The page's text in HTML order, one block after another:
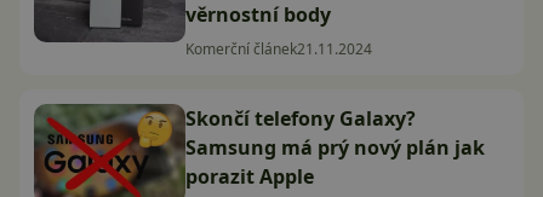
věrnostní body
Komerční článek21.11.2024
Skončí telefony Galaxy?
Samsung má prý nový plán jak
porazit Apple